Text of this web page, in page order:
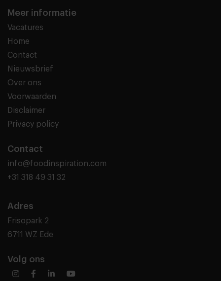
Meer informatie
Vacatures
Home
Contact
Nieuwsbrief
Over ons
Voorwaarden
Disclaimer
Privacy policy
Contact
info@foodinspiration.com
+31 318 49 31 32
Adres
Frisopark 2
6711 WZ Ede
Volg ons